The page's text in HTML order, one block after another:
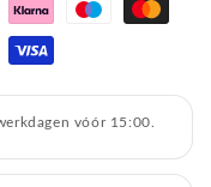
vóór 15:00.